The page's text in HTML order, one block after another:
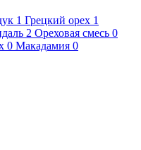
1 Грецкий орех 1
2 Ореховая смесь 0
0 Макадамия 0